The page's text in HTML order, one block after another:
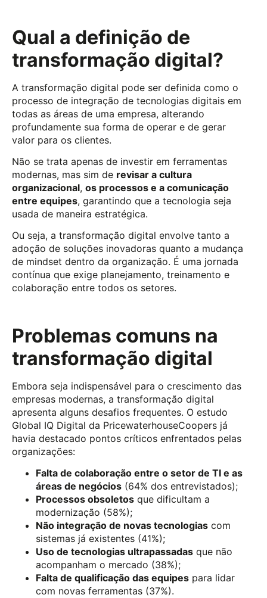
Qual a definição de
transformação digital?
A transformação digital pode ser definida como o
processo de integração de tecnologias digitais em
todas as áreas de uma empresa, alterando
profundamente sua forma de operar e de gerar
valor para os clientes.
Não se trata apenas de investir em ferramentas
modernas, mas sim de revisar a cultura
organizacional, os processos e a comunicação
entre equipes, garantindo que a tecnologia seja
usada de maneira estratégica.
Ou seja, a transformação digital envolve tanto a
adoção de soluções inovadoras quanto a mudança
de mindset dentro da organização. É uma jornada
contínua que exige planejamento, treinamento e
colaboração entre todos os setores.
Problemas comuns na
transformação digital
Embora seja indispensável para o crescimento das
empresas modernas, a transformação digital
apresenta alguns desafios frequentes. O estudo
Global IQ Digital da PricewaterhouseCoopers já
havia destacado pontos críticos enfrentados pelas
organizações:
Falta de colaboração entre o setor de TI e as
áreas de negócios (64% dos entrevistados);
Processos obsoletos que dificultam a
modernização (58%);
Não integração de novas tecnologias com
sistemas já existentes (41%);
Uso de tecnologias ultrapassadas que não
acompanham o mercado (38%);
Falta de qualificação das equipes para lidar
com novas ferramentas (37%).